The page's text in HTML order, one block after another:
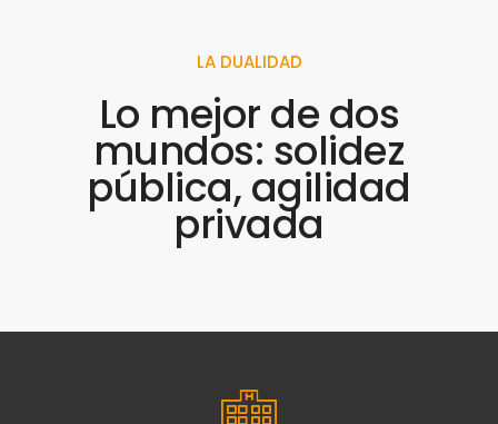
LA DUALIDAD
Lo mejor de dos
mundos: solidez
pública, agilidad
privada